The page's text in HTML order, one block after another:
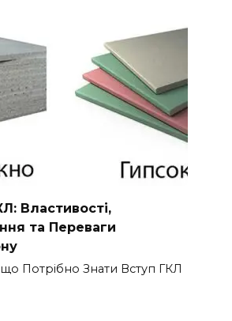
Властивості,
та Переваги
Потрібно Знати Вступ ГКЛ